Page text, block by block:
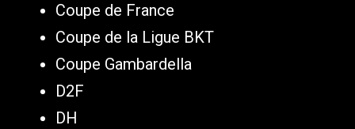
Coupe de France
Coupe de la Ligue BKT
Coupe Gambardella
D2F
DH